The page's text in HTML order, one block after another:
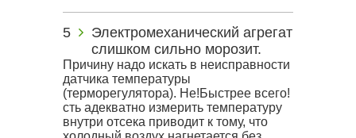
Электромеханический агрегат
слишком сильно морозит.
Причину надо искать в неисправности
датчика температуры
(терморегулятора). Не!Быстрее всего!
сть адекватно измерить температуру
внутри отсека приводит к тому, что